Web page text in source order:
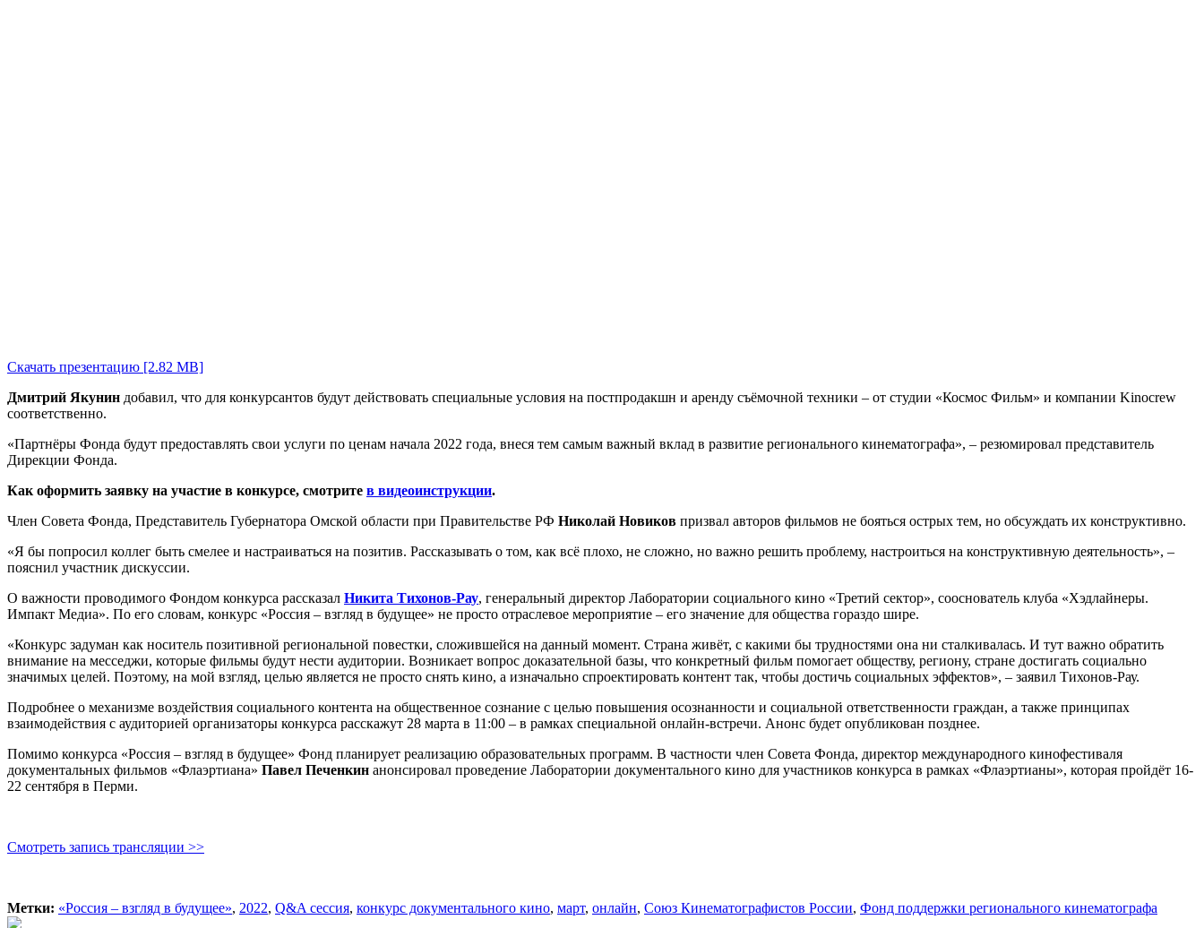
Скачать презентацию [2.82 MB]
Дмитрий Якунин добавил, что для конкурсантов будут действовать специальные условия на постпродакшн и аренду съёмочной техники – от студии «Космос Фильм» и компании Kinocrew
соответственно.
«Партнёры Фонда будут предоставлять свои услуги по ценам начала 2022 года, внеся тем самым важный вклад в развитие регионального кинематографа», – резюмировал представитель
Дирекции Фонда.
Как оформить заявку на участие в конкурсе, смотрите в видеоинструкции.
Член Совета Фонда, Представитель Губернатора Омской области при Правительстве РФ Николай Новиков призвал авторов фильмов не бояться острых тем, но обсуждать их конструктивно.
«Я бы попросил коллег быть смелее и настраиваться на позитив. Рассказывать о том, как всё плохо, не сложно, но важно решить проблему, настроиться на конструктивную деятельность», –
пояснил участник дискуссии.
О важности проводимого Фондом конкурса рассказал Никита Тихонов-Рау, генеральный директор Лаборатории социального кино «Третий сектор», сооснователь клуба «Хэдлайнеры.
Импакт Медиа». По его словам, конкурс «Россия – взгляд в будущее» не просто отраслевое мероприятие – его значение для общества гораздо шире.
«Конкурс задуман как носитель позитивной региональной повестки, сложившейся на данный момент. Страна живёт, с какими бы трудностями она ни сталкивалась. И тут важно обратить
внимание на месседжи, которые фильмы будут нести аудитории. Возникает вопрос доказательной базы, что конкретный фильм помогает обществу, региону, стране достигать социально
значимых целей. Поэтому, на мой взгляд, целью является не просто снять кино, а изначально спроектировать контент так, чтобы достичь социальных эффектов», – заявил Тихонов-Рау.
Подробнее о механизме воздействия социального контента на общественное сознание с целью повышения осознанности и социальной ответственности граждан, а также принципах
взаимодействия с аудиторией организаторы конкурса расскажут 28 марта в 11:00 – в рамках специальной онлайн-встречи. Анонс будет опубликован позднее.
Помимо конкурса «Россия – взгляд в будущее» Фонд планирует реализацию образовательных программ. В частности член Совета Фонда, директор международного кинофестиваля
документальных фильмов «Флаэртиана» Павел Печенкин анонсировал проведение Лаборатории документального кино для участников конкурса в рамках «Флаэртианы», которая пройдёт 16-
22 сентября в Перми.
Смотреть запись трансляции >>
Метки: «Россия – взгляд в будущее», 2022, Q&A сессия, конкурс документального кино, март, онлайн, Союз Кинематографистов России, Фонд поддержки регионального кинематографа